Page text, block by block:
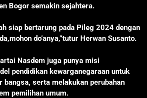
Bogor semakin sejahtera.
siap bertarung pada Pileg 2024 dengan
do’anya,”tutur Herwan Susanto.
Nasdem juga punya misi
pendidikan kewarganegaraan untuk
serta melakukan perubahan
pemilihan umum.